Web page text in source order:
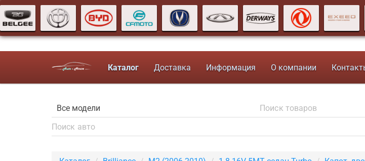
Каталог Доставка Информация О компании